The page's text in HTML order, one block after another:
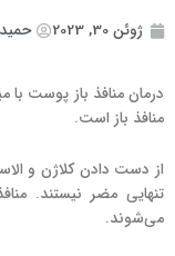
ژوئن 30, 2023
درمان منافذ باز پوست با
منافذ باز است.
از دست دادن کلاژن و
تنهایی مضر نیستند.
می‌شوند.